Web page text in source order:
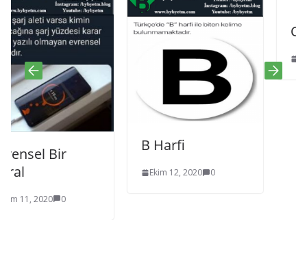
Bir
0
B Harfi
Ekim 12, 2020 0
Code
Ekim 10,